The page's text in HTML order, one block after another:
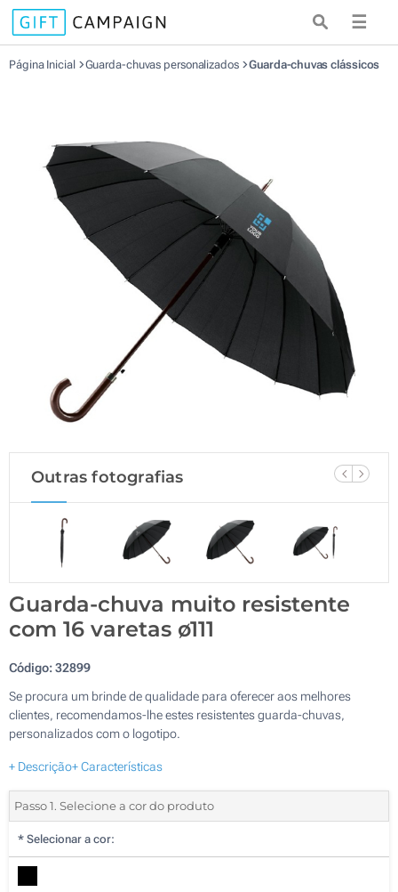
☰
Página Inicial Guarda-chuvas personalizados Guarda-chuvas clássicos
Outras fotografias
Guarda-chuva muito resistente
com 16 varetas ø111
Código:32899
Se procura um brinde de qualidade para oferecer aos melhores
clientes, recomendamos-lhe estes resistentes guarda-chuvas,
personalizados com o logotipo.
+ Descrição+ Características
Passo 1. Selecione a cor do produto
* Selecionar a cor: